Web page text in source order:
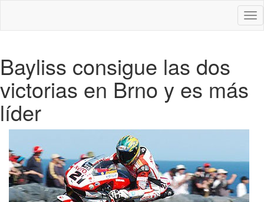
Bayliss consigue las dos
victorias en Brno y es más
líder